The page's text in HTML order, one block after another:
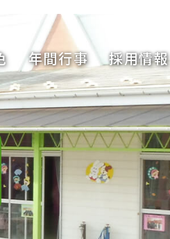
年間行事 採用情報